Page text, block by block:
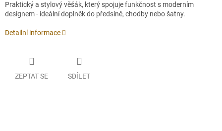
Praktický a stylový věšák, který spojuje funkčnost s moderním
designem - ideální doplněk do předsíně, chodby nebo šatny.
Detailní informace
ZEPTAT SE SDÍLET